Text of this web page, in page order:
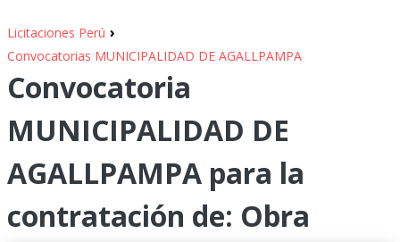
Licitaciones Perú ›
Convocatorias MUNICIPALIDAD DE AGALLPAMPA
Convocatoria
MUNICIPALIDAD DE
AGALLPAMPA para la
contratación de: Obra